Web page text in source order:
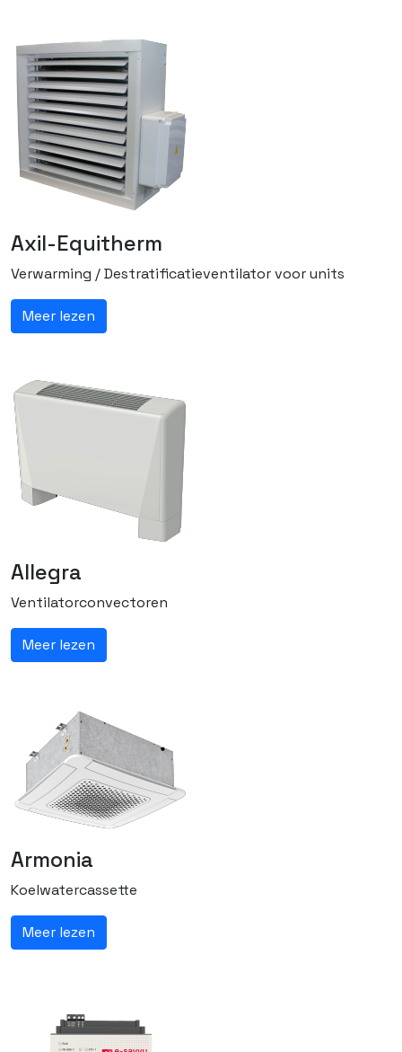
Axil-Equitherm
Verwarming / Destratificatieventilator voor units
Meer lezen
Allegra
Ventilatorconvectoren
Meer lezen
Armonia
Koelwatercassette
Meer lezen